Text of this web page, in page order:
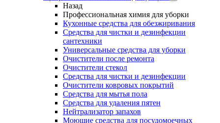
Назад
Профессиональная химия для уборки
Кухонные средства для обезжиривания
Средства для чистки и дезинфекции
сантехники
Универсальные средства для уборки
Очистители после ремонта
Очистители стекол
Средства для чистки и дезинфекции
Очистители ковровых покрытий
Средства для мытья пола
Средства для удаления пятен
Нейтрализатор запахов
Моющие средства для посудомоечных